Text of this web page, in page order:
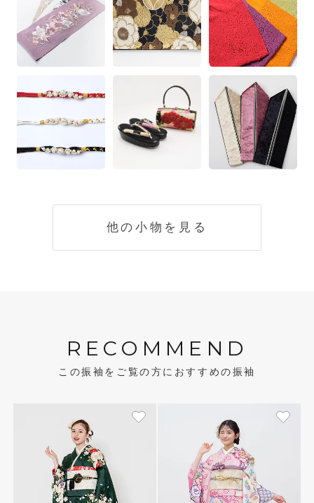
他の小物を見る
RECOMMEND
この振袖をご覧の方におすすめの振袖